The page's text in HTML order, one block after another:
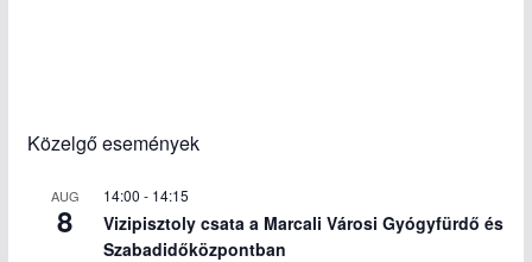
Közelgő események
AUG
8
14:00 - 14:15
Vizipisztoly csata a Marcali Városi Gyógyfürdő és
Szabadidőközpontban